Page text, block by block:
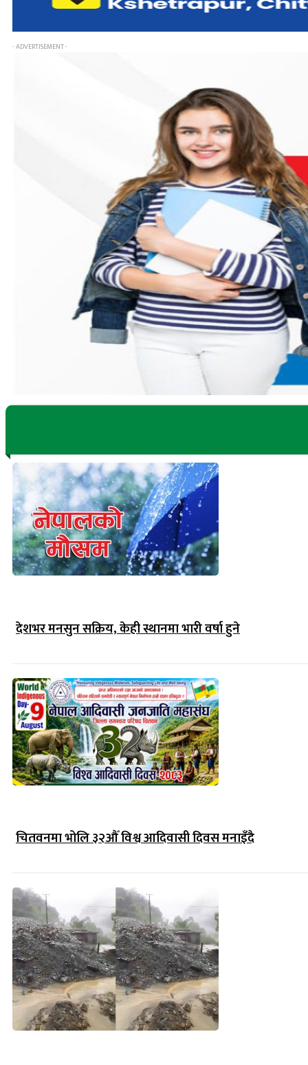
- ADVERTISEMENT -
देशभर मनसुन सक्रिय, केही स्थानमा भारी वर्षा हुने
चितवनमा भोलि ३२औँ विश्व आदिवासी दिवस मनाइँदै